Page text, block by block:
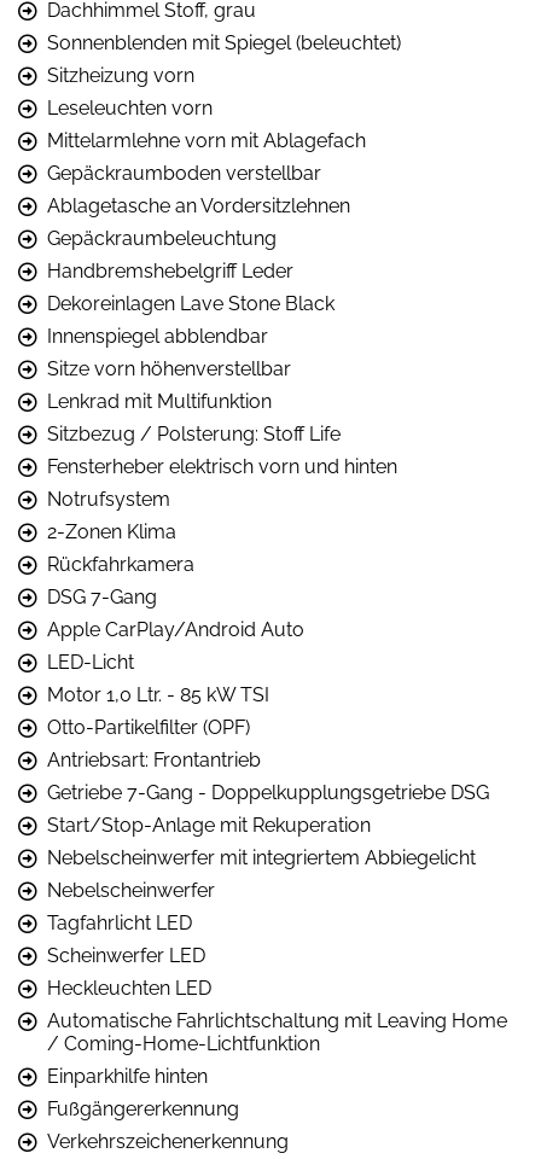
Dachhimmel Stoff, grau
Sonnenblenden mit Spiegel (beleuchtet)
Sitzheizung vorn
Leseleuchten vorn
Mittelarmlehne vorn mit Ablagefach
Gepäckraumboden verstellbar
Ablagetasche an Vordersitzlehnen
Gepäckraumbeleuchtung
Handbremshebelgriff Leder
Dekoreinlagen Lave Stone Black
Innenspiegel abblendbar
Sitze vorn höhenverstellbar
Lenkrad mit Multifunktion
Sitzbezug / Polsterung: Stoff Life
Fensterheber elektrisch vorn und hinten
Notrufsystem
2-Zonen Klima
Rückfahrkamera
DSG 7-Gang
Apple CarPlay/Android Auto
LED-Licht
Motor 1,0 Ltr. - 85 kW TSI
Otto-Partikelfilter (OPF)
Antriebsart: Frontantrieb
Getriebe 7-Gang - Doppelkupplungsgetriebe DSG
Start/Stop-Anlage mit Rekuperation
Nebelscheinwerfer mit integriertem Abbiegelicht
Nebelscheinwerfer
Tagfahrlicht LED
Scheinwerfer LED
Heckleuchten LED
Automatische Fahrlichtschaltung mit Leaving Home
/ Coming-Home-Lichtfunktion
Einparkhilfe hinten
Fußgängererkennung
Verkehrszeichenerkennung